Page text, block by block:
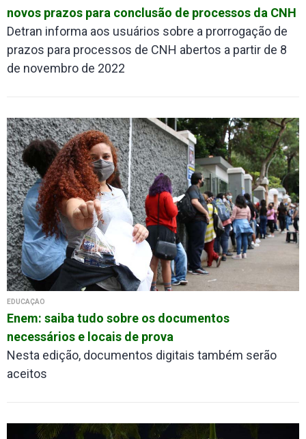
novos prazos para conclusão de processos da CNH
Detran informa aos usuários sobre a prorrogação de
prazos para processos de CNH abertos a partir de 8
de novembro de 2022
EDUCAÇÃO
Enem: saiba tudo sobre os documentos
necessários e locais de prova
Nesta edição, documentos digitais também serão
aceitos